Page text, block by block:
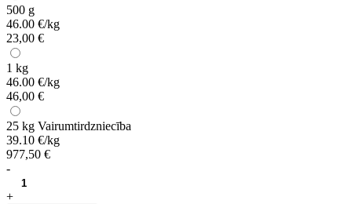
500 g
46.00 €/kg
23,00 €
1 kg
46.00 €/kg
46,00 €
25 kg Vairumtirdzniecība
39.10 €/kg
977,50 €
-
+